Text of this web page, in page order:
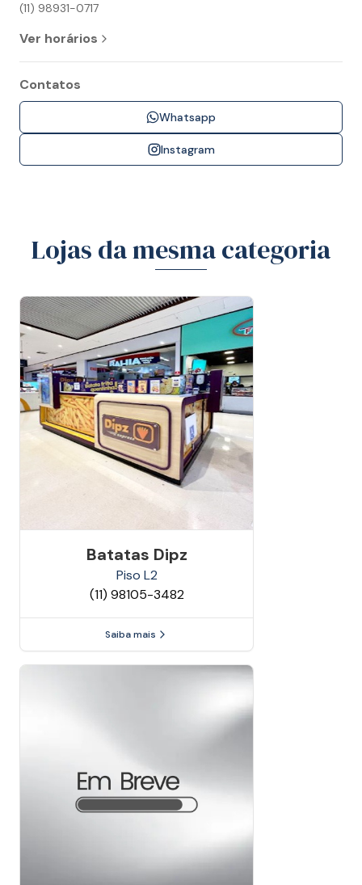
(11) 98931-0717
Ver horários
Contatos
Whatsapp
Instagram
Lojas da mesma categoria
Batatas Dipz
Piso L2
(11) 98105-3482
Saiba mais